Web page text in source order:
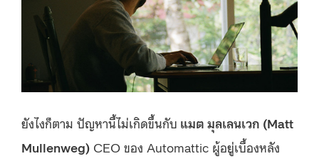
ยังไงก็ตาม ปัญหานี้ไม่เกิดขึ้นกับ แมต มุลเลนเวก (Matt
Mullenweg) CEO ของ Automattic ผู้อยู่เบื้องหลัง